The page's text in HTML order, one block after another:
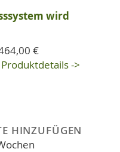
wird
€
->
HINZUFÜGEN